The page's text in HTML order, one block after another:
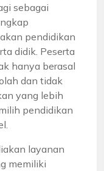
sebagai
pendidikan
didik. Peserta
hanya berasal
dan tidak
yang lebih
pendidikan
layanan
memiliki